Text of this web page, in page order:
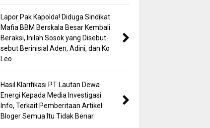
Lapor Pak Kapolda! Diduga Sindikat
Mafia BBM Berskala Besar Kembali
Beraksi, Inilah Sosok yang Disebut-
sebut Berinisial Aden, Adini, dan Ko
Leo
Hasil Klarifikasi PT Lautan Dewa
Energi Kepada Media Investigasi
Info, Terkait Pemberitaan Artikel
Bloger Semua Itu Tidak Benar